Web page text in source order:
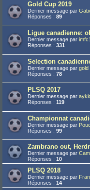
Gold Cup 2019
Dernier message par
Réponses : 89
Ligue canadienne:
Dernier message par
Réponses : 331
Selection
Dernier message par gold
Réponses : 78
PLSQ 2017
Dernier message par
Réponses : 119
Championnat
Dernier message par
Réponses : 99
Zambrano out,
Dernier message par
Réponses : 10
PLSQ 2018
Dernier message par
Réponses : 14